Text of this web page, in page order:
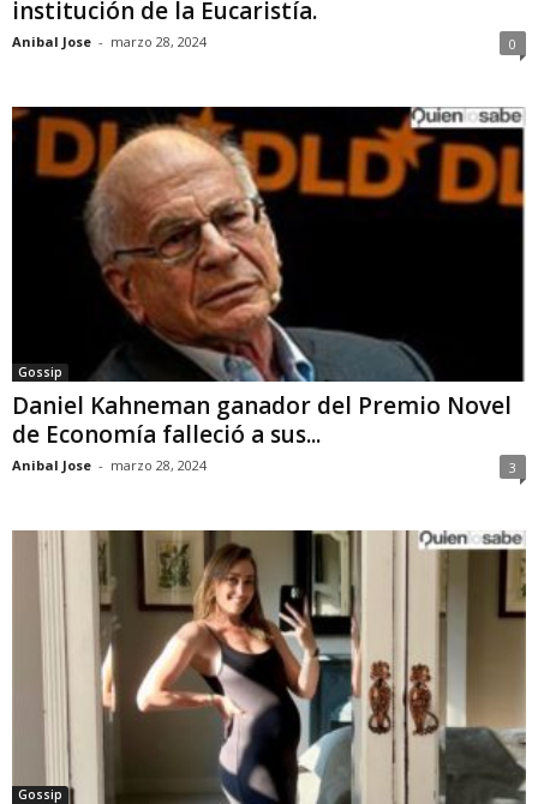
institución de la Eucaristía.
Anibal Jose - marzo 28, 2024 0
Gossip
Daniel Kahneman ganador del Premio Novel
de Economía falleció a sus...
Anibal Jose - marzo 28, 2024 3
Gossip